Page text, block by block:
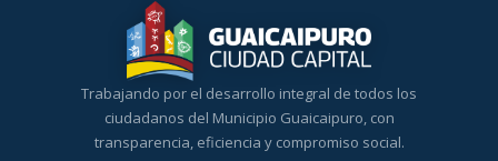
Trabajando por el desarrollo integral de todos los
ciudadanos del Municipio Guaicaipuro, con
transparencia, eficiencia y compromiso social.